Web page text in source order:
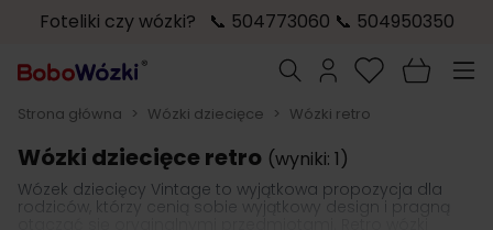
Foteliki czy wózki? 📞 504773060 📞 504950350
Szukaj
Strona główna > Wózki dziecięce > Wózki retro
Wózki dziecięce retro (wyniki: 1)
Wózek dziecięcy Vintage to wyjątkowa propozycja dla
rodziców, którzy cenią sobie wyjątkowy design i pragną